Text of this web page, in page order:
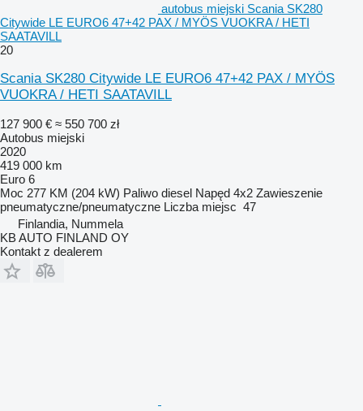
autobus miejski Scania SK280
Citywide LE EURO6 47+42 PAX / MYÖS VUOKRA / HETI
SAATAVILL
20
Scania SK280 Citywide LE EURO6 47+42 PAX / MYÖS
VUOKRA / HETI SAATAVILL
127 900 € ≈ 550 700 zł
Autobus miejski
2020
419 000 km
Euro 6
Moc 277 KM (204 kW) Paliwo diesel Napęd 4x2 Zawieszenie
pneumatyczne/pneumatyczne Liczba miejsc 47
Finlandia, Nummela
KB AUTO FINLAND OY
Kontakt z dealerem